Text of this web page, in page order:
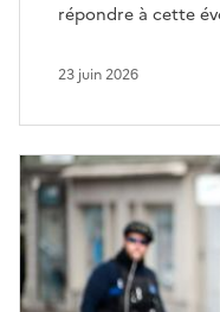
répondre à cette
23 juin 2026